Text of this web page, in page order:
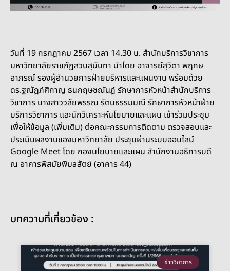
วันที่ 19 กรกฎาคม 2567 เวลา 14.30 น. สำนักบริการวิชาการ
มหาวิทยาลัยราชภัฏสวนสุนันทา นำโดย อาจารย์สุวิตา พฤกษ
อาภรณ์ รองผู้อำนวยการฝ่ายบริหารและแผนงาน พร้อมด้วย
ดร.ฐณัฏภ์ศิกาญ ธนกฤษชณันฎ์ รักษาการหัวหน้าสำนักบริการ
วิชาการ นางสาววลัยพรรณ รัตนธรรมมณี รักษาการหัวหน้าฝ่าย
บริการวิชาการ และนักวิเคราะห์นโยบายและแผน เข้าร่วมประชุม
เพื่อให้ข้อมูล (เพิ่มเติม) ต่อคณะกรรมการติดตาม ตรวจสอบและ
ประเมินผลงานของมหาวิทยาลัย ประชุมผ่านระบบออนไลน์
Google Meet โดย กองนโยบายและแผน สำนักงานอธิการบดี
ณ อาคารพิสมัยพิมลสัตย์ (อาคาร 44)
บทความที่เกี่ยวข้อง :
ข่าววิชาการ